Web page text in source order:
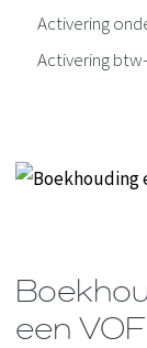
Activering
Activering
een VOF